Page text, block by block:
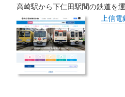
高崎駅から下仁田駅間の鉄道を
上信